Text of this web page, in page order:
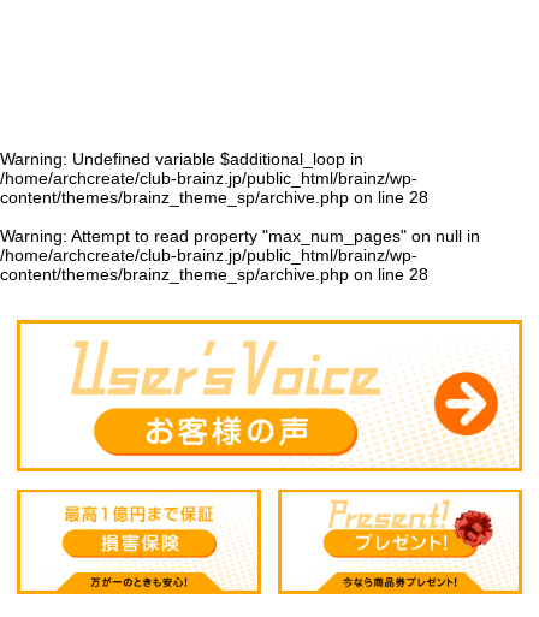
Warning: Undefined variable $additional_loop in
/home/archcreate/club-brainz.jp/public_html/brainz/wp-
content/themes/brainz_theme_sp/archive.php on line 28
Warning: Attempt to read property "max_num_pages" on null in
/home/archcreate/club-brainz.jp/public_html/brainz/wp-
content/themes/brainz_theme_sp/archive.php on line 28